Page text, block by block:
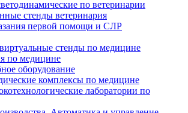
по ветеринарии
стенды ветеринария
первой помощи и СЛР
стенды по медицине
по медицине
оборудование
комплексы по медицине
лаборатории по